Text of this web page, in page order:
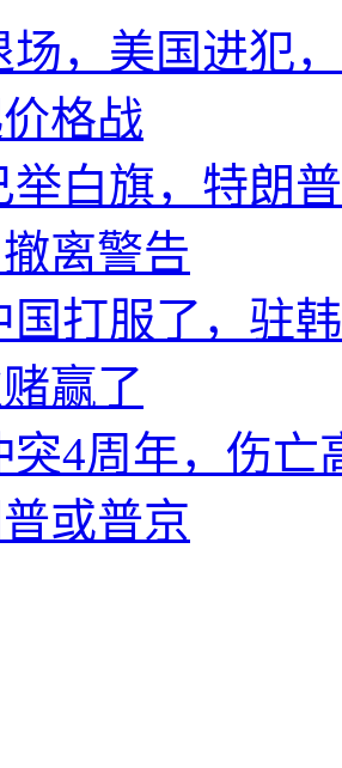
场，美国进犯
格战
举白旗，特朗
离警告
国打服了，驻
赢了
突4周年，伤亡
或普京